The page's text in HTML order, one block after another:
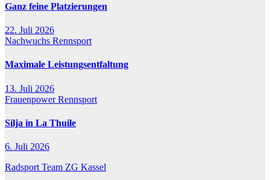
Ganz feine Platzierungen
22. Juli 2026
Nachwuchs Rennsport
Maximale Leistungsentfaltung
13. Juli 2026
FrauenpowerRennsport
Silja in La Thuile
6. Juli 2026
Radsport Team ZG Kassel